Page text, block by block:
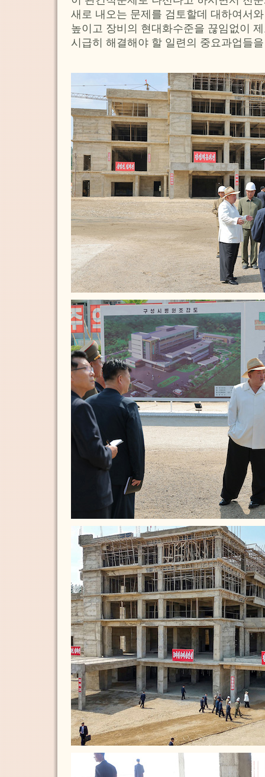
새로 내오는 문제를 검토할데 대하여서
높이고 장비의 현대화수준을 끊임없이
시급히 해결해야 할 일련의 중요과업들